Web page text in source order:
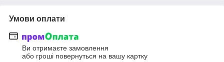
Умови оплати
Ви отримаєте замовлення
або гроші повернуться на вашу картку